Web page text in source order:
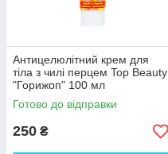
Антицелюлітний крем для
тіла з чилі перцем Top Beauty
"Горижоп" 100 мл
Готово до відправки
250 ₴